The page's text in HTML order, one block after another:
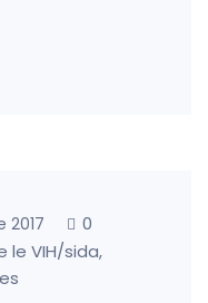
2017
0
le VIH/sida,